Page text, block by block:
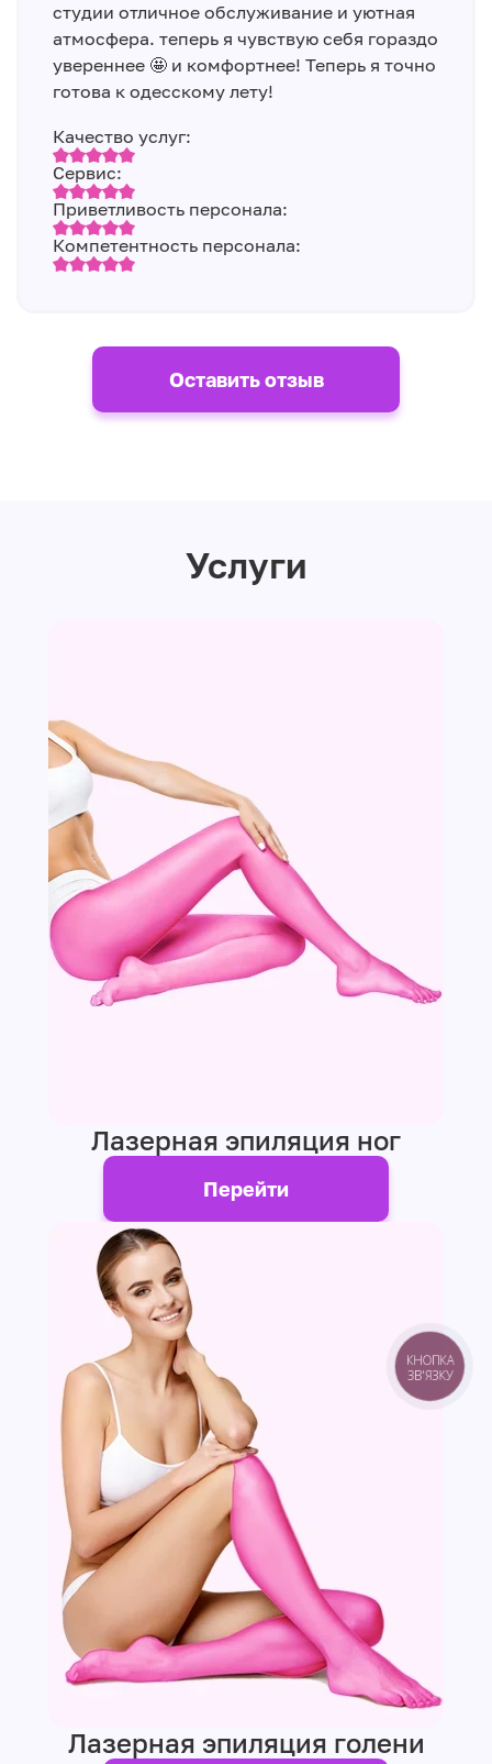
студии отличное обслуживание и уютная
атмосфера. теперь я чувствую себя гораздо
увереннее 🤩 и комфортнее! Теперь я точно
готова к одесскому лету!
Качество услуг:
Сервис:
Приветливость персонала:
Компетентность персонала:
Оставить отзыв
Услуги
Лазерная эпиляция ног
Перейти
Лазерная эпиляция голени
КНОПКА
ЗВ'ЯЗКУ